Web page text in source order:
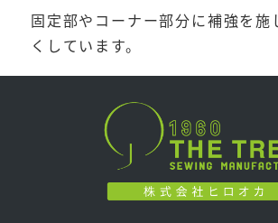
固定部やコーナー部分に補強を施
くしています。